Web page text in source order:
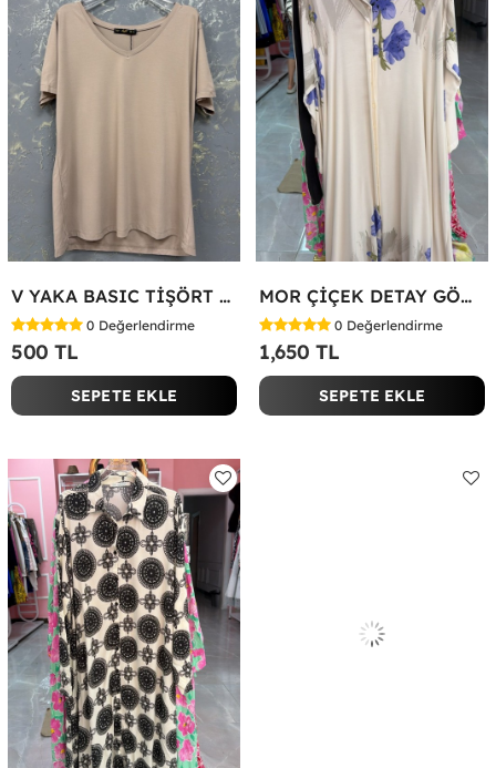
V YAKA BASIC TİŞÖRT Bej
0 Değerlendirme
500 TL
SEPETE EKLE
MOR ÇİÇEK DETAY GÖMLEK ELBİSE Beyaz
0 Değerlendirme
1,650 TL
SEPETE EKLE